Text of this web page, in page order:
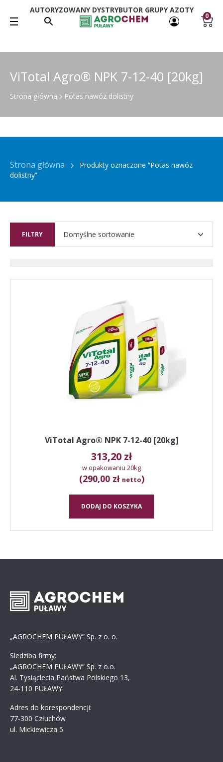
AUTORYZOWANY DYSTRYBUTOR GRUPY AZOTY
0
ViTotal Agro® NPK 7-12-40 [20kg]
Strona główna Potas nawóz dolistny
Strona główna
Produkty oznaczone “Potas nawóz
dolistny”
FILTRY
ViTotal Agro® NPK 7-12-40 [20kg]
313,20 zł
w opakowaniu 20kg
(290,00 zł netto)
DODAJ DO KOSZYKA
„AGROCHEM PUŁAWY” Sp. z o. o.
Siedziba firmy:
„AGROCHEM PUŁAWY” Sp. z o.o.
Al. Tysiąclecia Państwa Polskiego 13,
24-110 PUŁAWY
Adres do korespondencji:
77-300 Człuchów
ul. Mickiewicza 5